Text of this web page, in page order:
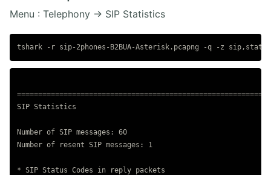
Menu : Telephony → SIP Statistics
SIP Statistics
Number of SIP messages: 60
Number of resent SIP messages: 1
* SIP Status Codes in reply packets